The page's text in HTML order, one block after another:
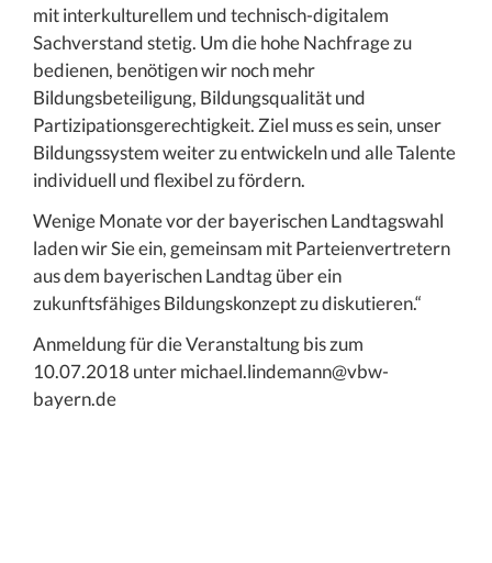
mit interkulturellem und technisch-digitalem
Sachverstand stetig. Um die hohe Nachfrage zu
bedienen, benötigen wir noch mehr
Bildungsbeteiligung, Bildungsqualität und
Partizipationsgerechtigkeit. Ziel muss es sein, unser
Bildungssystem weiter zu entwickeln und alle Talente
individuell und flexibel zu fördern.
Wenige Monate vor der bayerischen Landtagswahl
laden wir Sie ein, gemeinsam mit Parteienvertretern
aus dem bayerischen Landtag über ein
zukunftsfähiges Bildungskonzept zu diskutieren.“
Anmeldung für die Veranstaltung bis zum
10.07.2018 unter michael.lindemann@vbw-
bayern.de